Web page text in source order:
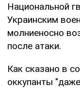
Национальной
Украинским
молниеносно
после атаки.
Как сказано в
оккупанты